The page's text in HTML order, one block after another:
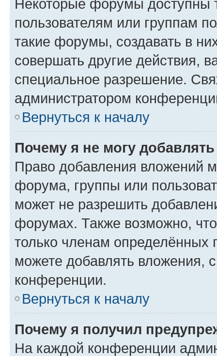
Некоторые форумы доступны
пользователям или группам
такие форумы, создавать в
совершать другие действия,
специальное разрешение.
администратором
Вернуться к началу
Почему я не могу
Право добавления вложений
форума, группы или
может не разрешить
форумах. Также возможно,
только членам определённых
можете добавлять вложения,
конференции.
Вернуться к началу
Почему я получил
На каждой конференции